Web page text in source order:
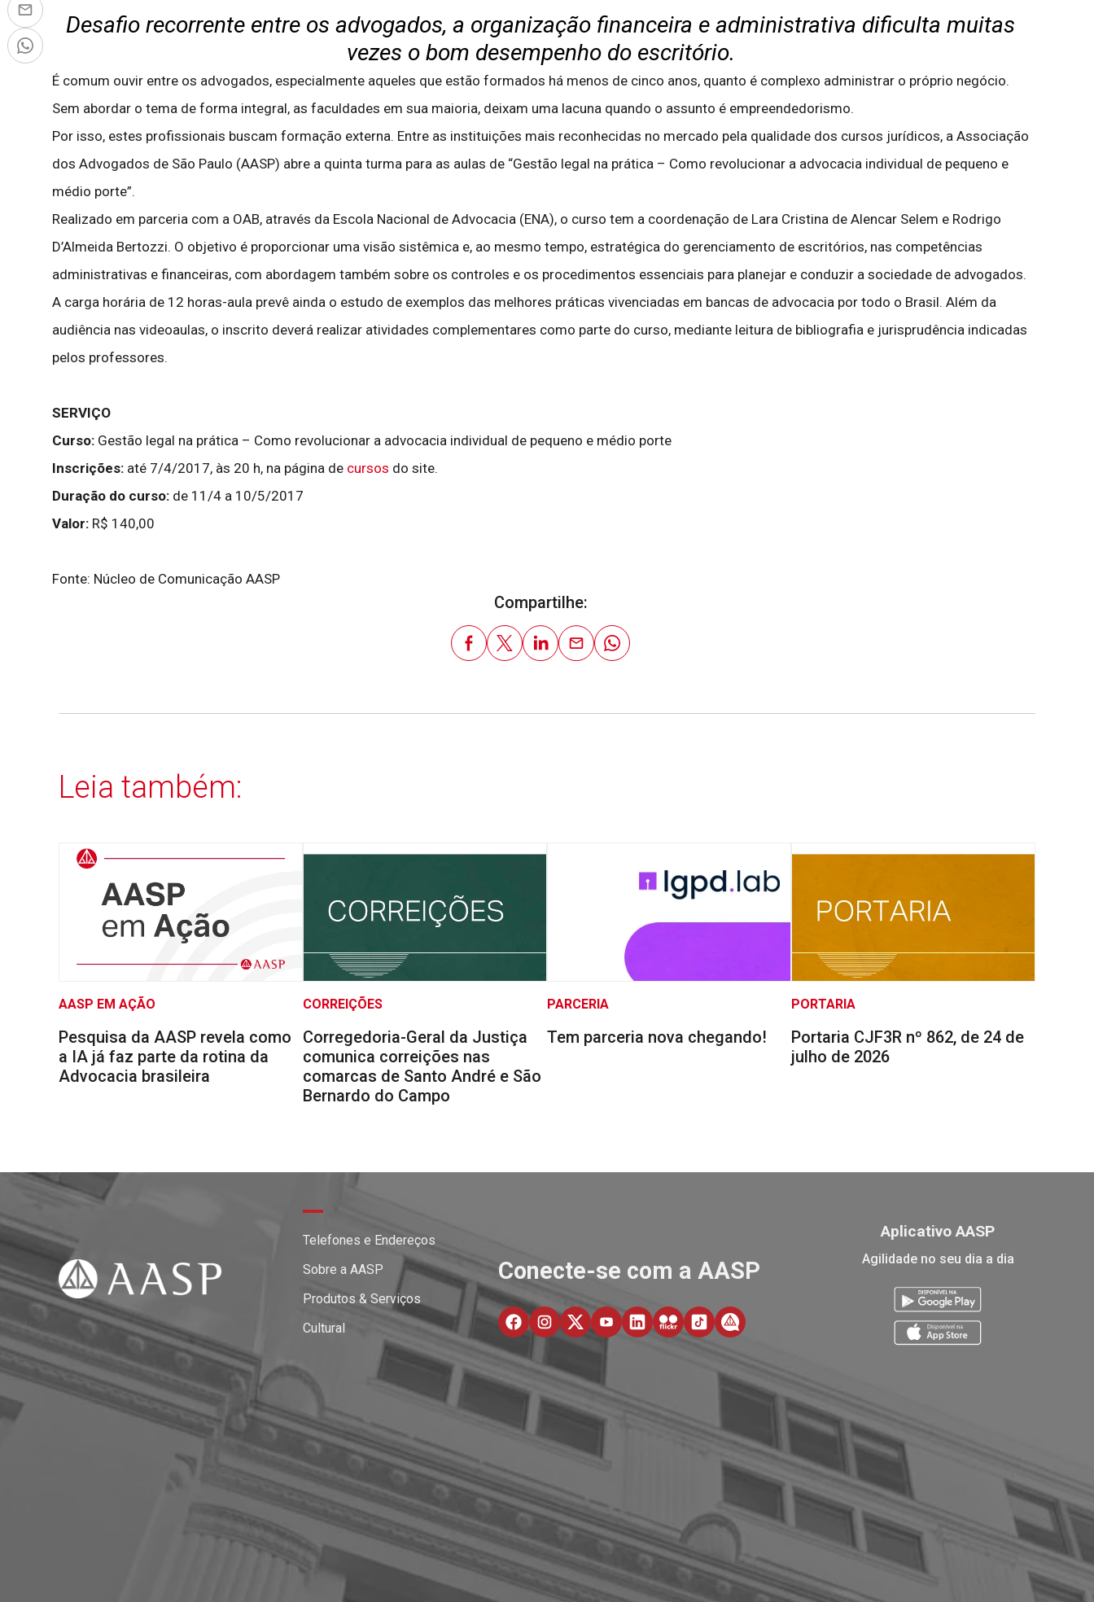
Desafio recorrente entre os advogados, a organização financeira e administrativa dificulta muitas
vezes o bom desempenho do escritório.
É comum ouvir entre os advogados, especialmente aqueles que estão formados há menos de cinco anos, quanto é complexo administrar o próprio negócio.
Sem abordar o tema de forma integral, as faculdades em sua maioria, deixam uma lacuna quando o assunto é empreendedorismo.
Por isso, estes profissionais buscam formação externa. Entre as instituições mais reconhecidas no mercado pela qualidade dos cursos jurídicos, a Associação
dos Advogados de São Paulo (AASP) abre a quinta turma para as aulas de “Gestão legal na prática – Como revolucionar a advocacia individual de pequeno e
médio porte”.
Realizado em parceria com a OAB, através da Escola Nacional de Advocacia (ENA), o curso tem a coordenação de Lara Cristina de Alencar Selem e Rodrigo
D’Almeida Bertozzi. O objetivo é proporcionar uma visão sistêmica e, ao mesmo tempo, estratégica do gerenciamento de escritórios, nas competências
administrativas e financeiras, com abordagem também sobre os controles e os procedimentos essenciais para planejar e conduzir a sociedade de advogados.
A carga horária de 12 horas-aula prevê ainda o estudo de exemplos das melhores práticas vivenciadas em bancas de advocacia por todo o Brasil. Além da
audiência nas videoaulas, o inscrito deverá realizar atividades complementares como parte do curso, mediante leitura de bibliografia e jurisprudência indicadas
pelos professores.
SERVIÇO
Curso: Gestão legal na prática – Como revolucionar a advocacia individual de pequeno e médio porte
Inscrições: até 7/4/2017, às 20 h, na página de cursos do site.
Duração do curso: de 11/4 a 10/5/2017
Valor: R$ 140,00
Fonte: Núcleo de Comunicação AASP
Compartilhe:
Leia também:
AASP EM AÇÃO
Pesquisa da AASP revela como
a IA já faz parte da rotina da
Advocacia brasileira
CORREIÇÕES
Corregedoria-Geral da Justiça
comunica correições nas
comarcas de Santo André e São
Bernardo do Campo
PARCERIA
Tem parceria nova chegando!
PORTARIA
Portaria CJF3R nº 862, de 24 de
julho de 2026
Telefones e Endereços
Sobre a AASP
Produtos & Serviços
Cultural
Conecte-se com a AASP
Aplicativo AASP
Agilidade no seu dia a dia